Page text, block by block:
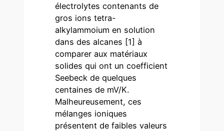
électrolytes contenants de
gros ions tetra-
alkylammoium en solution
dans des alcanes [1] à
comparer aux matériaux
solides qui ont un coefficient
Seebeck de quelques
centaines de mV/K.
Malheureusement, ces
mélanges ioniques
présentent de faibles valeurs